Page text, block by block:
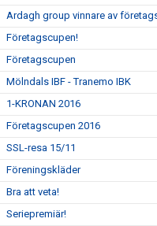
Ardagh group vinnare av
Företagscupen!
Företagscupen
Mölndals IBF - Tranemo IBK
1-KRONAN 2016
Företagscupen 2016
SSL-resa 15/11
Föreningskläder
Bra att veta!
Seriepremiär!